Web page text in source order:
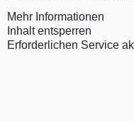
Mehr Informationen
Inhalt entsperren
Erforderlichen Service